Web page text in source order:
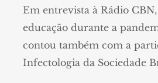
Em entrevista à Rádio
educação durante a
contou também com a
Infectologia da Sociedade